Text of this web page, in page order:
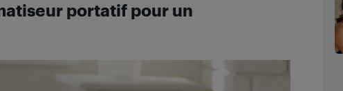
portatif pour un